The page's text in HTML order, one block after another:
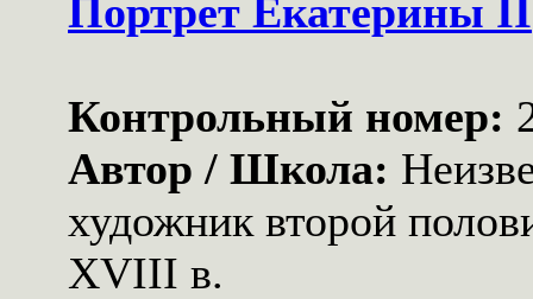
Портрет Екатерины II
Контрольный номер:
Автор / Школа:
художник второй
XVIII в.